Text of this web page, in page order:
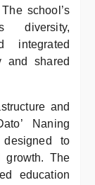
school’s
diversity,
integrated
and shared
and
Naning
designed to
growth. The
education